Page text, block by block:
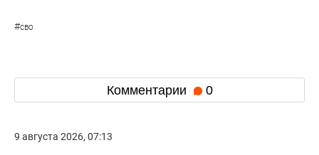
#сво
Комментарии 0
9 августа 2026, 07:13